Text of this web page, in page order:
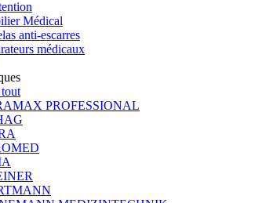
Médical
anti-escarres
médicaux
PROFESSIONAL